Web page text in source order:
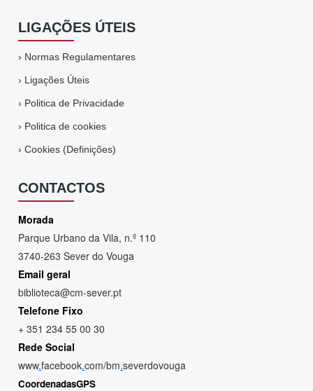
LIGAÇÕES ÚTEIS
› Normas Regulamentares
› Ligações Úteis
› Politica de Privacidade
› Politica de cookies
›Cookies (Definições)
CONTACTOS
Morada
Parque Urbano da Vila, n.º 110
3740-263 Sever do Vouga
Email geral
biblioteca@cm-sever.pt
Telefone Fixo
+ 351 234 55 00 30
Rede Social
www.facebook.com/bm.severdovouga
CoordenadasGPS